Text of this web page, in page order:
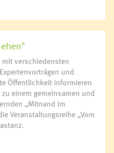
verschiedensten
und
Öffentlichkeit informieren
einem gemeinsamen und
„Mitnand im
Veranstaltungsreihe „Vom